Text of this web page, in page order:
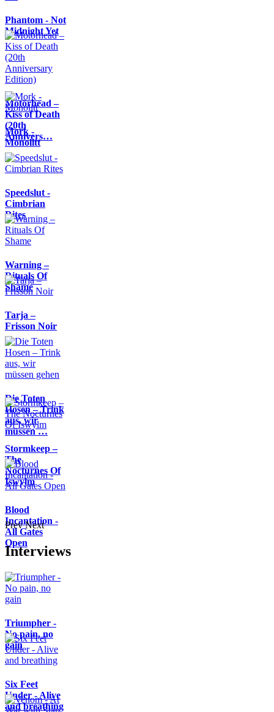
Phantom - Not
Midnight Yet
Motörhead –
Kiss of Death
(20th
Annivers…
Mork -
Monolitt
Speedslut -
Cimbrian
Rites
Warning –
Rituals Of
Shame
Tarja –
Frisson Noir
Die Toten
Hosen – Trink
aus, wir
müssen …
Stormkeep –
The
Nocturnes Of
Iswylm
Blood
Incantation -
All Gates
Open
Prev Next
Interviews
Triumpher -
No pain, no
gain
Six Feet
Under - Alive
and breathing